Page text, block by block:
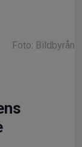
Foto: Bildbyrån